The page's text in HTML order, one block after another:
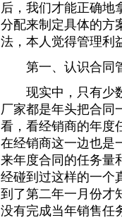
后，我们才能正确地
分配来制定具体的方
法，本人觉得管理
第一、认识合
现实中，只有少数
厂家都是年头把合同
看，看经销商的年度
在经销商这一边也是
来年度合同的任务量
经碰到过这样的一个
到了第二年一月份才
没有完成当年销售任